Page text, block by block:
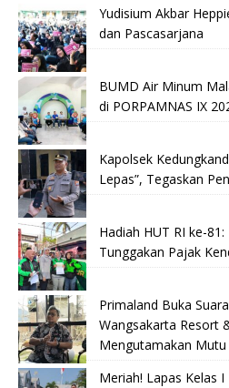
Yudisium Akbar
dan Pascasarjana
BUMD Air Minum
di PORPAMNAS IX
Kapolsek
Lepas”, Tegaskan
Hadiah HUT RI ke-
Tunggakan Pajak
Primaland Buka
Wangsakarta Resort
Mengutamakan
Meriah! Lapas Kelas